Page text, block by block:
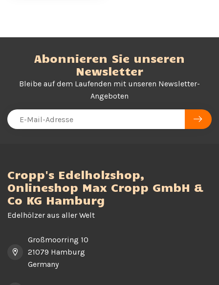
Abonnieren Sie unseren
Newsletter
Bleibe auf dem Laufenden mit unseren Newsletter-
Angeboten
Cropp's Edelholzshop,
Onlineshop Max Cropp GmbH &
Co KG Hamburg
Edelhölzer aus aller Welt
Großmoorring 10
21079 Hamburg
Germany